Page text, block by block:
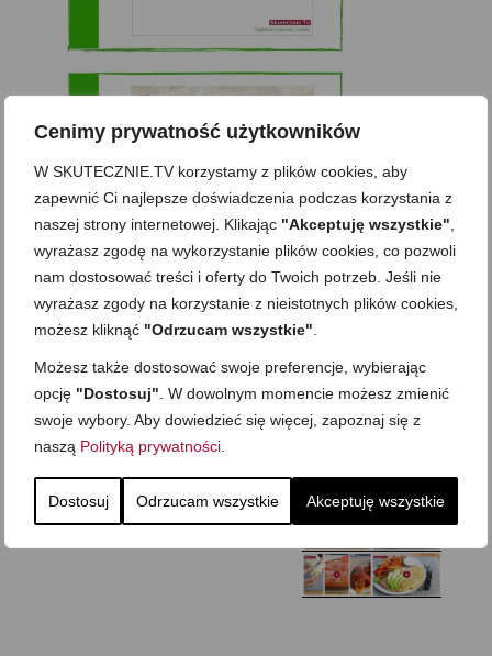
Cenimy prywatność użytkowników
W SKUTECZNIE.TV korzystamy z plików cookies, aby
zapewnić Ci najlepsze doświadczenia podczas korzystania z
naszej strony internetowej. Klikając "Akceptuję wszystkie"
wyrażasz zgodę na wykorzystanie plików cookies, co pozwoli
nam dostosować treści i oferty do Twoich potrzeb. Jeśli nie
wyrażasz zgody na korzystanie z nieistotnych plików cookies,
możesz kliknąć "Odrzucam wszystkie"
Możesz także dostosować swoje preferencje, wybierając
opcję "Dostosuj" . W dowolnym momencie możesz zmienić
swoje wybory. Aby dowiedzieć się więcej, zapoznaj się z
naszą Polityką prywatności
Dostosuj Odrzucam wszystkie Akceptuję wszystkie
Zobacz też
Domowy ketchup (bez
Tarta francuska z
Domowe żelki
Zupa kurkowa z
selerem i pietruszką